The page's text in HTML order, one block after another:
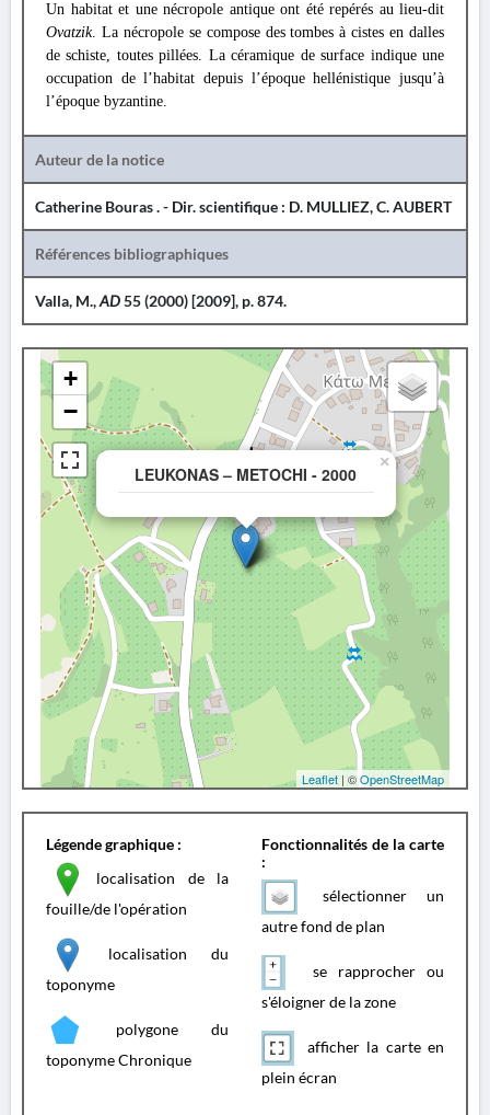
Un habitat et une nécropole antique ont été repérés au lieu-dit
Ovatzik. La nécropole se compose des tombes à cistes en dalles
de schiste, toutes pillées. La céramique de surface indique une
occupation de l’habitat depuis l’époque hellénistique jusqu’à
l’époque byzantine.
Auteur de la notice
Catherine Bouras . - Dir. scientifique : D. MULLIEZ, C. AUBERT
Références bibliographiques
Valla, M.,AD55 (2000) [2009], p. 874.
LEUKONAS – METOCHI - 2000
×
+
−
Leaflet | ©OpenStreetMap
Légende graphique :
localisation de la
fouille/de l'opération
localisation du
toponyme
polygone du
toponyme Chronique
Fonctionnalités de la carte
:
sélectionner un
autre fond de plan
se rapprocher ou
s'éloigner de la zone
afficher la carte en
plein écran